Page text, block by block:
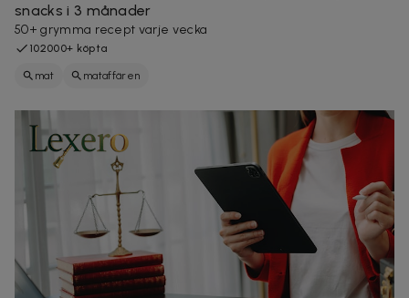
snacks i 3 månader
50+ grymma recept varje vecka
102000+ köpta
mat mataffären